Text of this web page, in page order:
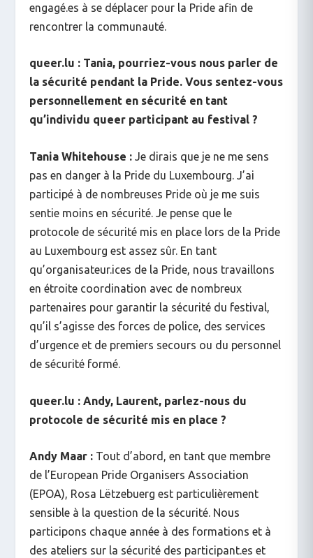
engagé.es à se déplacer pour la Pride afin de
rencontrer la communauté.
queer.lu : Tania, pourriez-vous nous parler de
la sécurité pendant la Pride. Vous sentez-vous
personnellement en sécurité en tant
qu’individu queer participant au festival ?
Tania Whitehouse :Je dirais que je ne me sens
pas en danger à la Pride du Luxembourg. J’ai
participé à de nombreuses Pride où je me suis
sentie moins en sécurité. Je pense que le
protocole de sécurité mis en place lors de la Pride
au Luxembourg est assez sûr. En tant
qu’organisateur.ices de la Pride, nous travaillons
en étroite coordination avec de nombreux
partenaires pour garantir la sécurité du festival,
qu’il s’agisse des forces de police, des services
d’urgence et de premiers secours ou du personnel
de sécurité formé.
queer.lu : Andy, Laurent, parlez-nous du
protocole de sécurité mis en place ?
Andy Maar : Tout d’abord, en tant que membre
de l’European Pride Organisers Association
(EPOA), Rosa Lëtzebuerg est particulièrement
sensible à la question de la sécurité. Nous
participons chaque année à des formations et à
des ateliers sur la sécurité des participant.es et